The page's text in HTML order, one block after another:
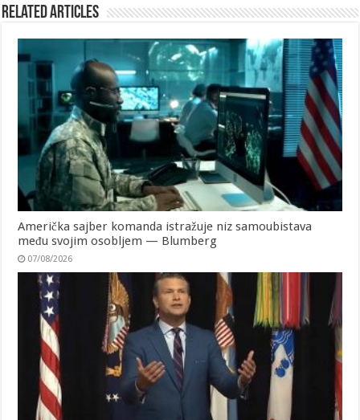
Related Articles
Američka sajber komanda istražuje niz samoubistava
među svojim osobljem — Blumberg
07/08/2026